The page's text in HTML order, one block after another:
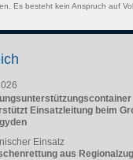
Es besteht kein Anspruch auf
Einsatzleitung beim
Einsatz
aus Regionalzug